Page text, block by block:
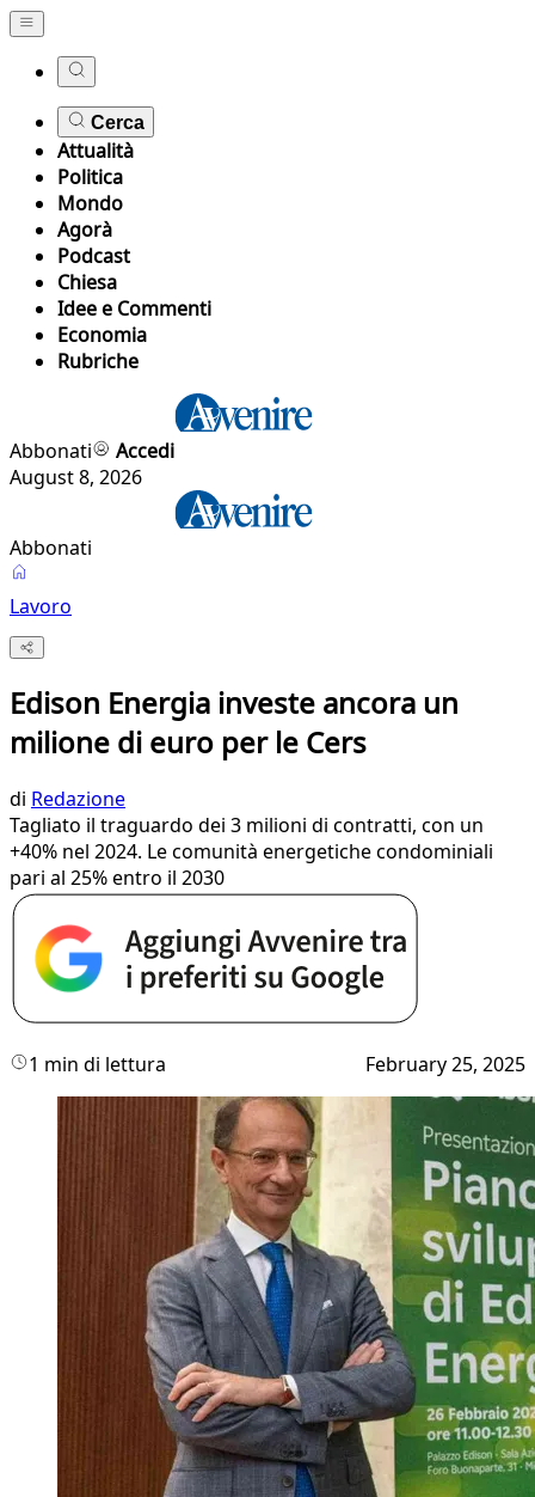
Cerca
Attualità
Politica
Mondo
Agorà
Podcast
Chiesa
Idee e Commenti
Economia
Rubriche
Abbonati
Accedi
August 8, 2026
Abbonati
Lavoro
Edison Energia investe ancora un
milione di euro per le Cers
di Redazione
Tagliato il traguardo dei 3 milioni di contratti, con un
+40% nel 2024. Le comunità energetiche condominiali
pari al 25% entro il 2030
1 min di lettura February 25, 2025